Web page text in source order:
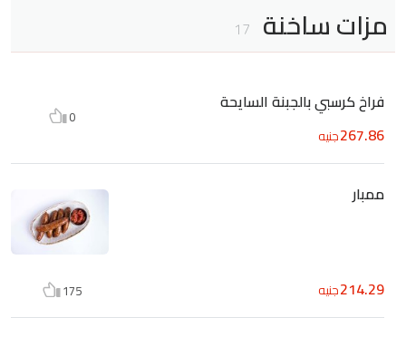
مزات ساخنة 17
فراخ كرسبي بالجبنة السايحة
267.86جنيه
0
ممبار
214.29جنيه 175